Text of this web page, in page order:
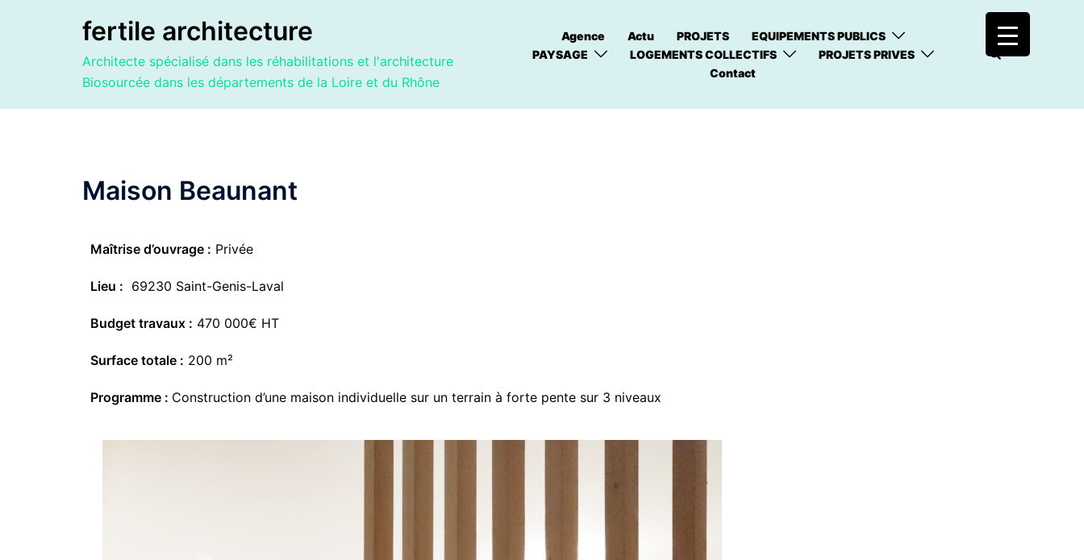
fertile architecture
Architecte spécialisé dans les réhabilitations et l'architecture
Biosourcée dans les départements de la Loire et du Rhône
Agence Actu PROJETS
EQUIPEMENTS PUBLICS
PAYSAGE
LOGEMENTS COLLECTIFS
PROJETS PRIVES
Contact
Maison Beaunant
Maîtrise d’ouvrage : Privée
Lieu : 69230 Saint-Genis-Laval
Budget travaux : 470 000€ HT
Surface totale : 200 m²
Programme : Construction d’une maison individuelle sur un terrain à forte pente sur 3 niveaux